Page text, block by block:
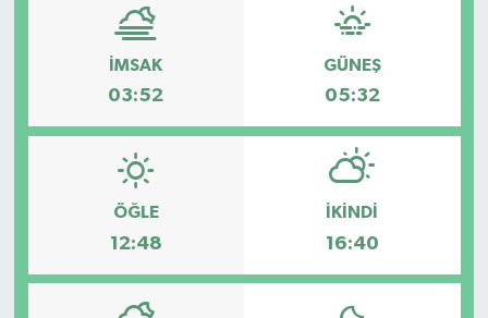
İMSAK
03:52
GÜNEŞ
05:32
ÖĞLE
12:48
İKINDI
16:40
Yüksek İstişare Kurulu